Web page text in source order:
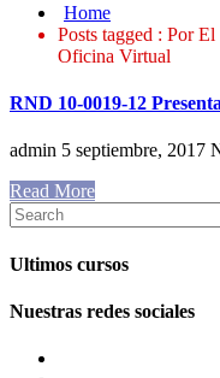
Home
Posts tagged : Por
Oficina Virtual
RND 10-0019-12
admin 5 septiembre, 2017
Read More
Ultimos cursos
Nuestras redes sociales